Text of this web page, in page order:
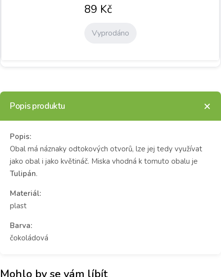
89 Kč
Vyprodáno
Popis produktu
Popis:
Obal má náznaky odtokových otvorů, lze jej tedy využívat
jako obal i jako květináč. Miska vhodná k tomuto obalu je
Tulipán.
Materiál:
plast
Barva:
čokoládová
Mohlo by se vám líbít